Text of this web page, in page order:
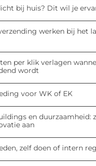
bij huis? Dit wil je
werken bij het
per klik verlagen
wordt
voor WK of EK
en duurzaamheid:
aan
zelf doen of intern